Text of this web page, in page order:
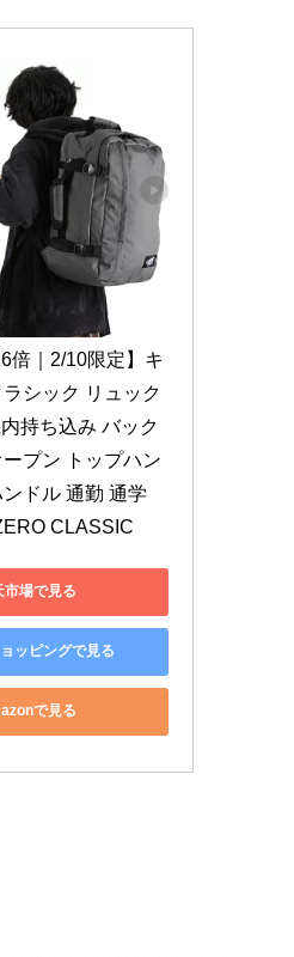
倍｜2/10限定】キ
シック リュック
持ち込み バック
プン トップハン
ンドル 通勤 通学
CLASSIC
市場で見る
ッピングで見る
で見る